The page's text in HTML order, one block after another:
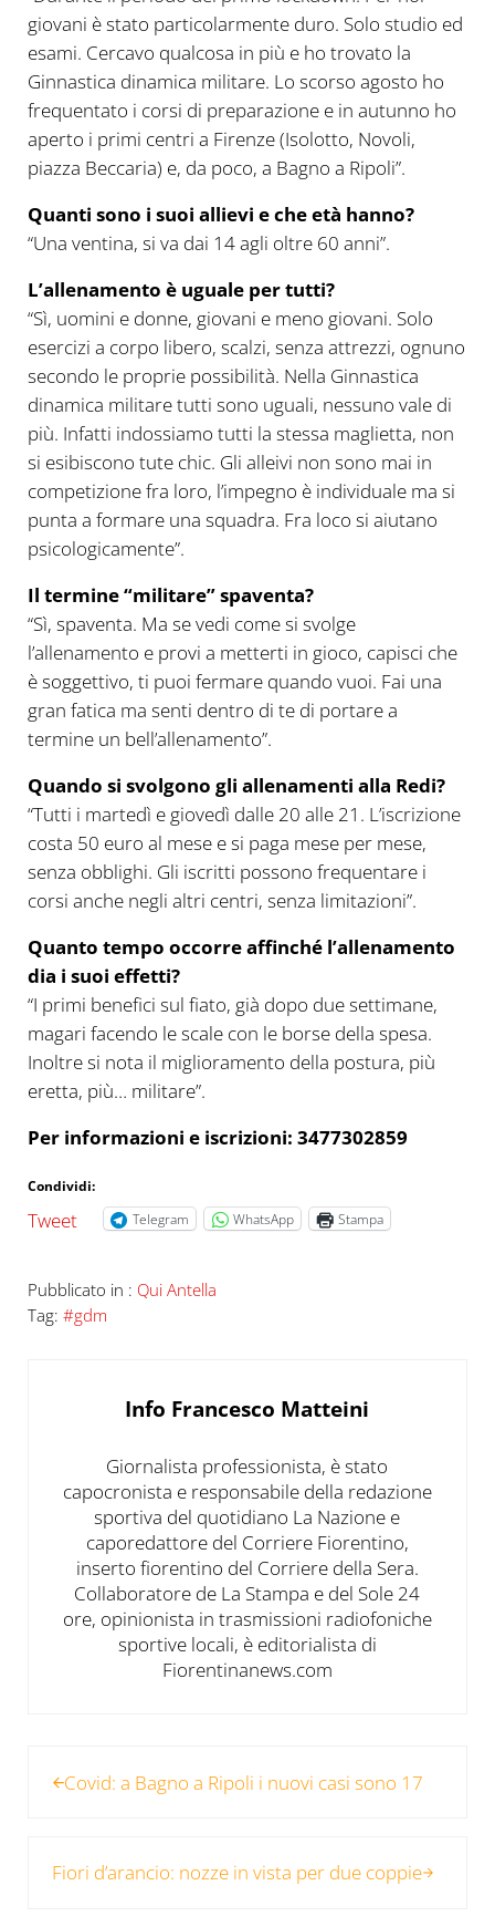
giovani è stato particolarmente duro. Solo studio ed
esami. Cercavo qualcosa in più e ho trovato la
Ginnastica dinamica militare. Lo scorso agosto ho
frequentato i corsi di preparazione e in autunno ho
aperto i primi centri a Firenze (Isolotto, Novoli,
piazza Beccaria) e, da poco, a Bagno a Ripoli”.
Quanti sono i suoi allievi e che età hanno?
“Una ventina, si va dai 14 agli oltre 60 anni”.
L’allenamento è uguale per tutti?
“Sì, uomini e donne, giovani e meno giovani. Solo
esercizi a corpo libero, scalzi, senza attrezzi, ognuno
secondo le proprie possibilità. Nella Ginnastica
dinamica militare tutti sono uguali, nessuno vale di
più. Infatti indossiamo tutti la stessa maglietta, non
si esibiscono tute chic. Gli alleivi non sono mai in
competizione fra loro, l’impegno è individuale ma si
punta a formare una squadra. Fra loco si aiutano
psicologicamente”.
Il termine “militare” spaventa?
“Sì, spaventa. Ma se vedi come si svolge
l’allenamento e provi a metterti in gioco, capisci che
è soggettivo, ti puoi fermare quando vuoi. Fai una
gran fatica ma senti dentro di te di portare a
termine un bell’allenamento”.
Quando si svolgono gli allenamenti alla Redi?
“Tutti i martedì e giovedì dalle 20 alle 21. L’iscrizione
costa 50 euro al mese e si paga mese per mese,
senza obblighi. Gli iscritti possono frequentare i
corsi anche negli altri centri, senza limitazioni”.
Quanto tempo occorre affinché l’allenamento
dia i suoi effetti?
“I primi benefici sul fiato, già dopo due settimane,
magari facendo le scale con le borse della spesa.
Inoltre si nota il miglioramento della postura, più
eretta, più… militare”.
Per informazioni e iscrizioni: 3477302859
Condividi:
Tweet Telegram WhatsApp Stampa
Pubblicato in : Qui Antella
Tag: #gdm
Info Francesco Matteini
Giornalista professionista, è stato
capocronista e responsabile della redazione
sportiva del quotidiano La Nazione e
caporedattore del Corriere Fiorentino,
inserto fiorentino del Corriere della Sera.
Collaboratore de La Stampa e del Sole 24
ore, opinionista in trasmissioni radiofoniche
sportive locali, è editorialista di
Fiorentinanews.com
Covid: a Bagno a Ripoli i nuovi casi sono 17
Fiori d’arancio: nozze in vista per due coppie